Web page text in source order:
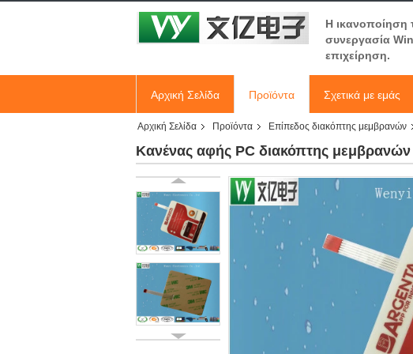
Η ικανοποίηση
συνεργασία
επιχείρηση.
Αρχική Σελίδα Προϊόντα Σχετικά με εμάς
Αρχική Σελίδα Προϊόντα Επίπεδος διακόπτης μεμβρανών
Κανένας αφής PC διακόπτης